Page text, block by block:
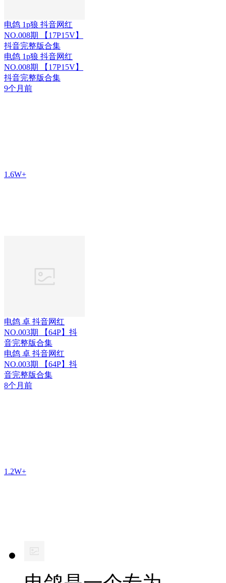
电鸽 1p狼 抖音网红
NO.008期 【17P15V】
抖音完整版合集
电鸽 1p狼 抖音网红
NO.008期 【17P15V】
抖音完整版合集
9个月前
1.6W+
电鸽 卓 抖音网红
NO.003期 【64P】抖
音完整版合集
电鸽 卓 抖音网红
NO.003期 【64P】抖
音完整版合集
8个月前
1.2W+